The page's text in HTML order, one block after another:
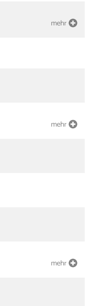
mehr
mehr
mehr